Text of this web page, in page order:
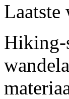
Hiking-